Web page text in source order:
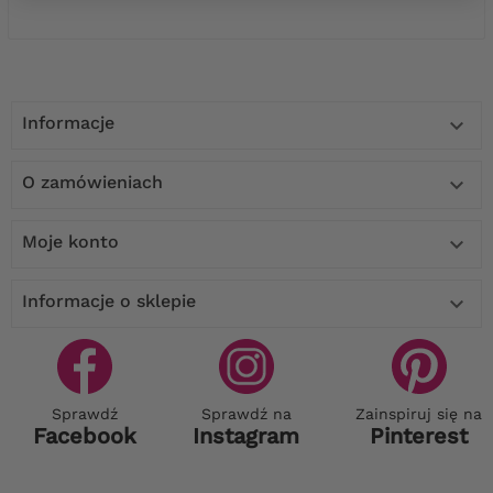
Informacje 
O zamówieniach 
Moje konto 
Informacje o sklepie 
Sprawdź
Facebook
Sprawdź na
Instagram
Zainspiruj się na
Pinterest